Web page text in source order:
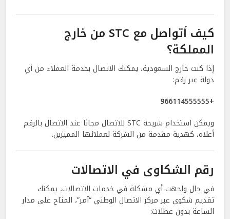
كيف أتواصل مع STC من خارج
المملكة؟
إذا كنت خارج السعودية، يمكنك الاتصال بخدمة العملاء من أي
دولة عبر رقم:
+966114555555
ويمكن استخدام شريحة STC للاتصال مجانًا عند الاتصال بالرقم
أعلاه، كهدية مقدمة من الشركة لعملائها المميزين.
رقم الشكاوى في الاتصالات
في حال واجهت أي مشكلة في خدمات الاتصالات، يمكنك
تقديم شكوى عبر مركز الاتصال الوطني “آمر”، المتاح على مدار
الساعة بدون عطلات: